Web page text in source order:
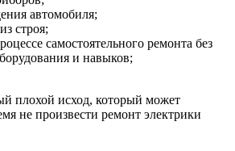
автомобиля;
строя;
самостоятельного ремонта без
и навыков;
плохой исход, который может
не произвести ремонт электрики